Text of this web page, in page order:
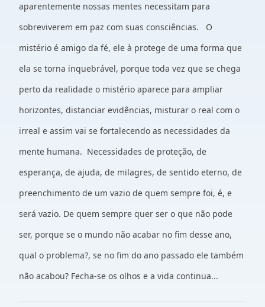
aparentemente nossas mentes necessitam para
sobreviverem em paz com suas consciências. O
mistério é amigo da fé, ele à protege de uma forma que
ela se torna inquebrável, porque toda vez que se chega
perto da realidade o mistério aparece para ampliar
horizontes, distanciar evidências, misturar o real com o
irreal e assim vai se fortalecendo as necessidades da
mente humana. Necessidades de proteção, de
esperança, de ajuda, de milagres, de sentido eterno, de
preenchimento de um vazio de quem sempre foi, é, e
será vazio. De quem sempre quer ser o que não pode
ser, porque se o mundo não acabar no fim desse ano,
qual o problema?, se no fim do ano passado ele também
não acabou? Fecha-se os olhos e a vida continua...